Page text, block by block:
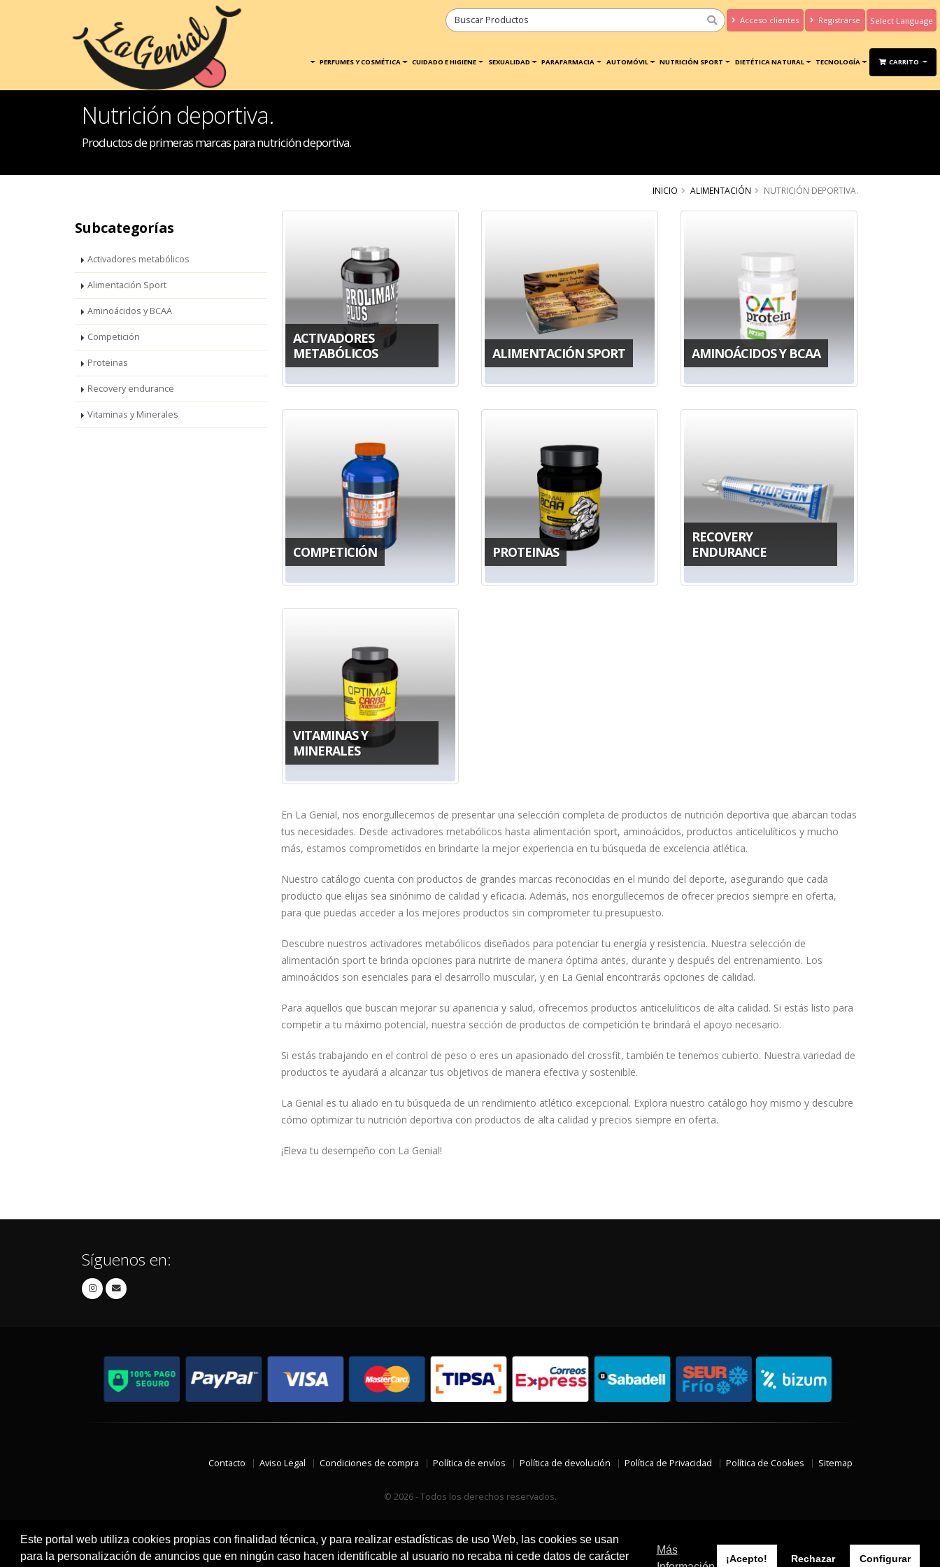
Este portal web utiliza cookies propias con finalidad técnica, y para realizar estadísticas de uso Web, las cookies se usan
para la personalización de anuncios que en ningún caso hacen identificable al usuario no recaba ni cede datos de carácter
Más
¡Acepto! Rechazar Configurar
Acceso clientes Registrarse
Translate
PERFUMES Y COSMÉTICA CUIDADO E HIGIENE SEXUALIDAD PARAFARMACIA AUTOMÓVIL NUTRICIÓN SPORT DIETÉTICA NATURAL TECNOLOGÍA CARRITO
Nutrición deportiva.
Productos de primeras marcas para nutrición deportiva.
INICIO ALIMENTACIÓN NUTRICIÓN DEPORTIVA.
Subcategorías
Activadores metabólicos
Alimentación Sport
Aminoácidos y BCAA
Competición
Proteinas
Recovery endurance
Vitaminas y Minerales
ACTIVADORES
METABÓLICOS
ALIMENTACIÓN SPORT AMINOÁCIDOS Y BCAA
COMPETICIÓN PROTEINAS
RECOVERY
ENDURANCE
VITAMINAS Y
MINERALES
En La Genial, nos enorgullecemos de presentar una selección completa de productos de nutrición deportiva que abarcan todas
tus necesidades. Desde activadores metabólicos hasta alimentación sport, aminoácidos, productos anticelulíticos y mucho
más, estamos comprometidos en brindarte la mejor experiencia en tu búsqueda de excelencia atlética.
Nuestro catálogo cuenta con productos de grandes marcas reconocidas en el mundo del deporte, asegurando que cada
producto que elijas sea sinónimo de calidad y eficacia. Además, nos enorgullecemos de ofrecer precios siempre en oferta,
para que puedas acceder a los mejores productos sin comprometer tu presupuesto.
Descubre nuestros activadores metabólicos diseñados para potenciar tu energía y resistencia. Nuestra selección de
alimentación sport te brinda opciones para nutrirte de manera óptima antes, durante y después del entrenamiento. Los
aminoácidos son esenciales para el desarrollo muscular, y en La Genial encontrarás opciones de calidad.
Para aquellos que buscan mejorar su apariencia y salud, ofrecemos productos anticelulíticos de alta calidad. Si estás listo para
competir a tu máximo potencial, nuestra sección de productos de competición te brindará el apoyo necesario.
Si estás trabajando en el control de peso o eres un apasionado del crossfit, también te tenemos cubierto. Nuestra variedad de
productos te ayudará a alcanzar tus objetivos de manera efectiva y sostenible.
La Genial es tu aliado en tu búsqueda de un rendimiento atlético excepcional. Explora nuestro catálogo hoy mismo y descubre
cómo optimizar tu nutrición deportiva con productos de alta calidad y precios siempre en oferta.
¡Eleva tu desempeño con La Genial!
Síguenos en:
Contacto Aviso Legal Condiciones de compra Política de envíos Política de devolución Política de Privacidad Política de Cookies Sitemap
© 2026 - Todos los derechos reservados.